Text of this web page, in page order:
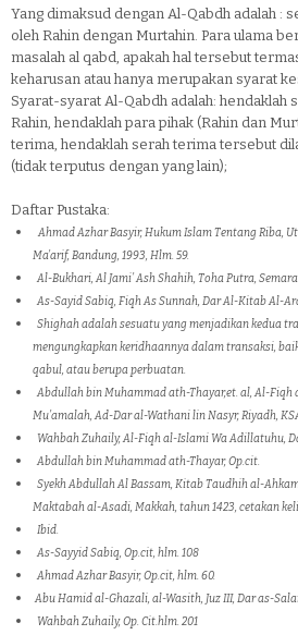
Yang dimaksud dengan Al-Qabdh adalah :
oleh Rahin dengan Murtahin. Para ulama
masalah al qabd, apakah hal tersebut
keharusan atau hanya merupakan syarat
Syarat-syarat Al-Qabdh adalah: hendaklah
Rahin, hendaklah para pihak (Rahin dan
terima, hendaklah serah terima tersebut
(tidak terputus dengan yang lain);
Daftar Pustaka:
Ahmad Azhar Basyir, Hukum Islam Tentang Riba,
Ma’arif, Bandung, 1993, Hlm. 59.
Al-Bukhari, Al Jami’ Ash Shahih, Toha Putra,
As-Sayid Sabiq, Fiqh As Sunnah, Dar Al-Kitab Al-
Shighah adalah sesuatu yang menjadikan kedua
mengungkapkan keridhaannya dalam transaksi,
qabul, atau berupa perbuatan.
Abdullah bin Muhammad ath-Thayar,et. al, Al-Fiqh
Mu’amalah, Ad-Dar al-Wathani lin Nasyr, Riyadh,
Wahbah Zuhaily, Al-Fiqh al-Islami Wa Adillatuhu,
Abdullah bin Muhammad ath-Thayar, Op.cit.
Syekh Abdullah Al Bassam, Kitab Taudhih al-
Maktabah al-Asadi, Makkah, tahun 1423, cetakan
Ibid.
As-Sayyid Sabiq, Op.cit, hlm. 108
Ahmad Azhar Basyir, Op.cit, hlm. 60.
Abu Hamid al-Ghazali, al-Wasith, Juz III, Dar as-
Wahbah Zuhaily, Op. Cit.hlm. 201